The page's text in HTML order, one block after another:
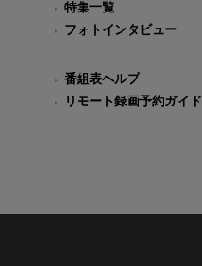
特集一覧
フォトインタビュー
番組表ヘルプ
リモート録画予約ガイド